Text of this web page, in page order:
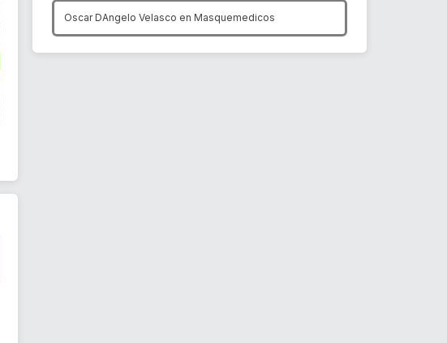
Oscar DAngelo Velasco en Masquemedicos